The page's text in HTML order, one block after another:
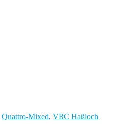
Quattro-Mixed, VBC Haßloch